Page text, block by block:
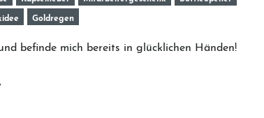
Goldregen
befinde mich bereits in glücklichen Händen!